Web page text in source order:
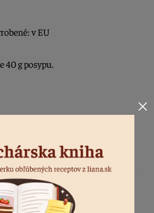
v EU
40 g posypu.
produkty